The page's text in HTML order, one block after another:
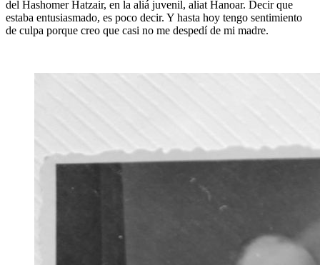
del Hashomer Hatzair, en la aliá juvenil, aliat Hanoar. Decir que
estaba entusiasmado, es poco decir. Y hasta hoy tengo sentimiento
de culpa porque creo que casi no me despedí de mi madre.